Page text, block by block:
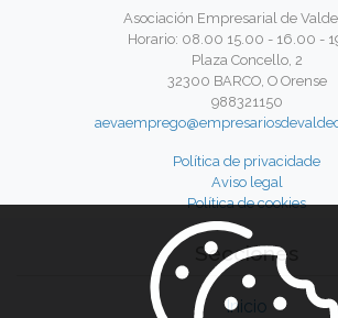
Asociación Empresarial de
Horario: 08.00 15.00 - 16.00 -
Plaza Concello, 2
32300 BARCO, O Orense
988321150
Política de privacidade
Aviso legal
Política de cookies
Secciones
Inicio